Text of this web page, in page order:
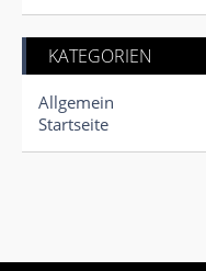
KATEGORIEN
Allgemein
Startseite